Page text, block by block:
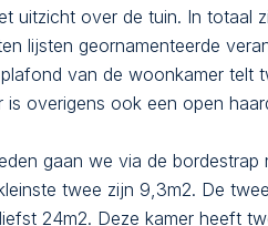
uitzicht over de tuin. In totaal
lijsten geornamenteerde
van de woonkamer telt
is overigens ook een open
gaan we via de
twee zijn 9,3m2. De
24m2. Deze kamer heeft